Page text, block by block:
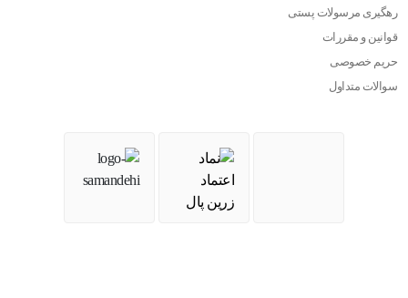
رهگیری مرسولات پستی
قوانین و مقررات
حریم خصوصی
سوالات متداول